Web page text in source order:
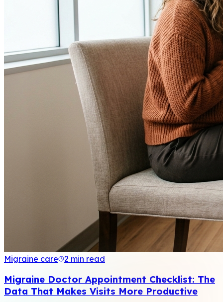
Migraine care 2 min read
Migraine Doctor Appointment Checklist: The
Data That Makes Visits More Productive